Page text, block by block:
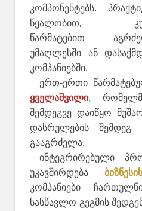
კომპონენტებს.
წყალობით,
წარმატებით
უმაღლესში ან
კომპანიებში.
ერთ-ერთი
ყველაშვილი,
შემდეგვე დაიწყო
დასრულების შემდეგ
გააგრძელა.
ინტეგრირებული
უკავშირდება
კომპანიები
სასწავლო გეგმის